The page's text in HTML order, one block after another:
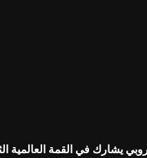
يشارك في القمة العالمية